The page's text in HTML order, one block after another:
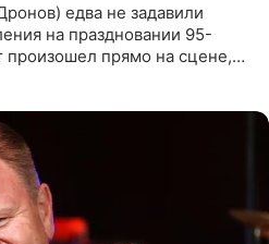
едва не задавили
на праздновании 95-
произошел прямо на сцене,